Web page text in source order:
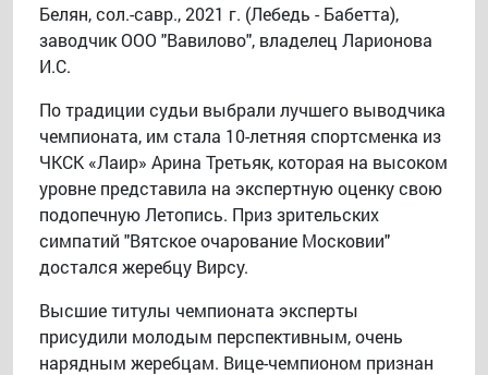
Белян, сол.-савр., 2021 г. (Лебедь - Бабетта),
заводчик ООО "Вавилово", владелец Ларионова
И.С.
По традиции судьи выбрали лучшего выводчика
чемпионата, им стала 10-летняя спортсменка из
ЧКСК «Лаир» Арина Третьяк, которая на высоком
уровне представила на экспертную оценку свою
подопечную Летопись. Приз зрительских
симпатий "Вятское очарование Московии"
достался жеребцу Вирсу.
Высшие титулы чемпионата эксперты
присудили молодым перспективным, очень
нарядным жеребцам. Вице-чемпионом признан